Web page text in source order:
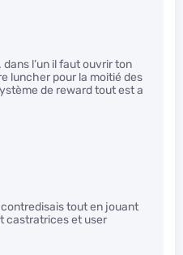
l’un il faut ouvrir ton
luncher pour la moitié des
de reward tout est a
contredisais tout en jouant
castratrices et user